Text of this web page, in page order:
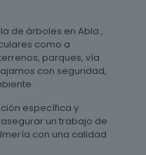
de árboles en Abla ,
como a
parques, vía
con seguridad,
.
específica y
un trabajo de
con una calidad